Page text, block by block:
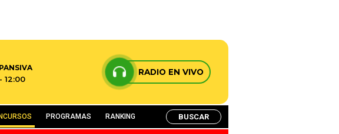
12:00
RADIO EN VIVO
PROGRAMAS RANKING BUSCAR